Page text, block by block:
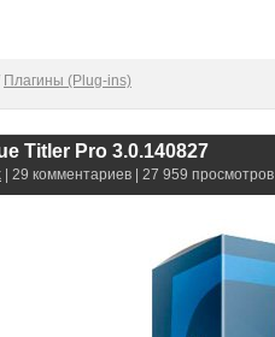
Плагины (Plug-ins)
Titler Pro 3.0.140827
| 29 комментариев | 27 959 просмотров